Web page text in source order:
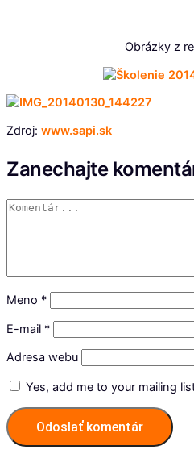
Obrázky z
Zdroj: www.sapi.sk
Zanechajte
Meno *
E-mail *
Adresa webu
Yes, add me to your mailing